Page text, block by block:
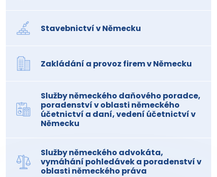
Stavebnictví v Německu
Zakládání a provoz firem v Německu
Služby německého daňového poradce,
poradenství v oblasti německého
účetnictví a daní, vedení účetnictví v
Německu
Služby německého advokáta,
vymáhání pohledávek a poradenství v
oblasti německého práva